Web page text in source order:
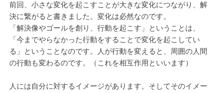
前回、小さな変化を起こすことが大きな変化につながり、解
決に繋がると書きました。変化は必然なのです。
「解決像やゴールを創り、行動を起こす」ということは、
「今までやらなかった行動をすることで変化を起こしてい
る」ということなのです。人が行動を変えると、周囲の人間
の行動も変わるのです。（これを相互作用といいます）
人には自分に対するイメージがあります。そしてそのイメー